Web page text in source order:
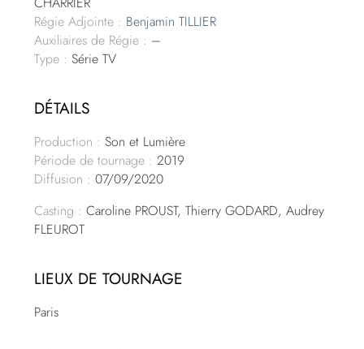
Régie Adjointe : Benjamin TILLIER
Auxiliaires de Régie : –
Type : Série TV
DÉTAILS
Production : Son et Lumière
Période de tournage : 2019
Diffusion : 07/09/2020
Casting : Caroline PROUST, Thierry GODARD, Audrey
FLEUROT
LIEUX DE TOURNAGE
Paris